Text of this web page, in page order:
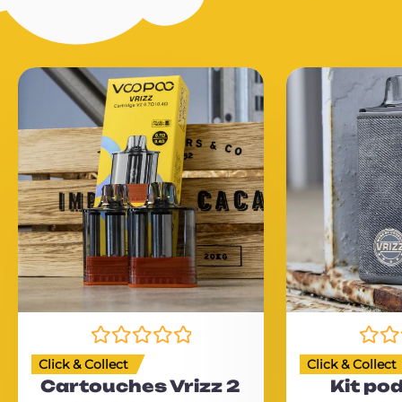
N
o
t
Click & Collect
Cartouches Vrizz 2
N
o
t
Click & Collect
Kit